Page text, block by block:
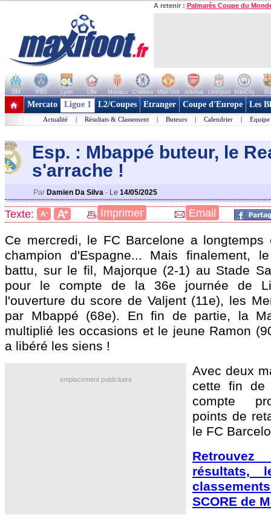
A retenir : Palmarès Coupe du
OM PSG Lyon Lille Monaco Chelsea Man Utd Arsenal Liverpool ManCity
+ de clubs
Mercato Ligue 1 L2/Coupes Etranger Coupe d'Europe Les
Actualité | Résultats & Classement | Buteurs | Calendrier | Equipe
Esp. : Mbappé buteur, le
s'arrache !
Par Damien Da Silva - Le 14/05/2025
Texte: A- A+ Imprimer Email
Ce mercredi, le FC Barcelone a longtemps
champion d'Espagne... Mais finalement,
battu, sur le fil, Majorque (2-1) au Stade
pour le compte de la 36e journée de
l'ouverture du score de Valjent (11e), les
par Mbappé (68e). En fin de partie, la
multiplié les occasions et le jeune Ramon
a libéré les siens !
emplacement publicitaire
Avec deux
cette fin de
compte
points de
le FC
résultats,
SCORE de